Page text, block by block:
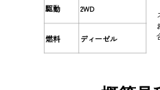
駆動 2WD
燃料 ディーゼル